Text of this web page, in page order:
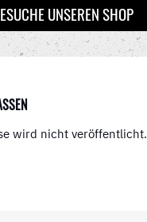
UNSEREN SHOP
wird nicht veröffentlicht.